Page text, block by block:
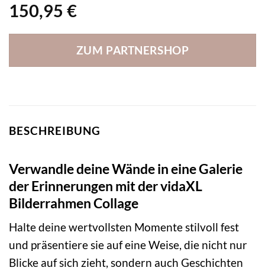
150,95 €
ZUM PARTNERSHOP
BESCHREIBUNG
Verwandle deine Wände in eine Galerie
der Erinnerungen mit der vidaXL
Bilderrahmen Collage
Halte deine wertvollsten Momente stilvoll fest
und präsentiere sie auf eine Weise, die nicht nur
Blicke auf sich zieht, sondern auch Geschichten